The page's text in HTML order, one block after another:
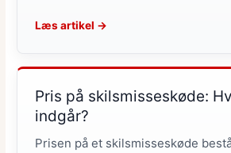
Læs artikel →
Pris på skilsmisseskøde:
indgår?
Prisen på et skilsmisseskøde